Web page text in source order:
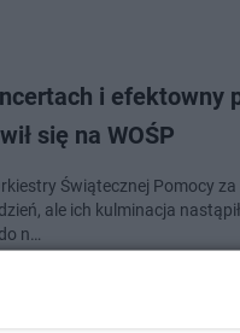
i efektowny
się na WOŚP
Świątecznej Pomocy
ale ich kulminacja
n…